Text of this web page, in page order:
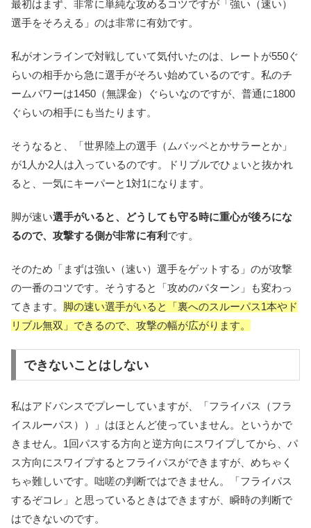
最初はまず、非常に単純な攻めるコツですが「強い（速い）
選手をそろえる」のは非常に有効です。
私がオンラインで対戦していて気付いたのは、レートが550ぐ
らいの相手から急に選手がそろい始めているのです。私のチ
ームパワーは1450（無課金）ぐらいなのですが、普通に1800
ぐらいの相手にも当たります。
そうなると、「世界陸上の選手（ムバッペとかサラーとか」
が1人か2人は入っているのです。ドリブルでひょいと抜かれ
ると、一気にキーパーと1対1になります。
脚が速い選手がいると、どうしても守る時に重心が後ろにな
るので、攻撃する側が非常に有利 です。
そのため「まずは強い（速い）選手をゲットする」のが攻撃
の一番のコツです。そうすると「攻めのパターン」も変わっ
てきます。 脚の速い選手がいると「裏へのスルーパス1本やド
リブル無双」できるので、攻撃の幅が広がります。
できないことはしない
私はアドバンスでプレーしていますが、「フライパス（フラ
イスルーパス））」はほとんど使っていません。というかで
きません。1回パスする方向と逆方向にスワイプしてから、パ
ス方向にスワイプするとフライパスができますが、めちゃく
ちゃ難しいです。咄嗟の判断ではできません。「フライパス
するぞコレ」と思っているときはできますが、瞬時の判断で
はできないのです。